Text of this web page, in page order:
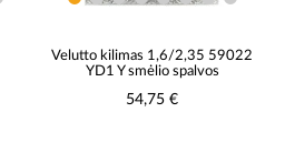
Velutto kilimas 1,6/2,35 59022
YD1 Y smėlio spalvos
54,75 €